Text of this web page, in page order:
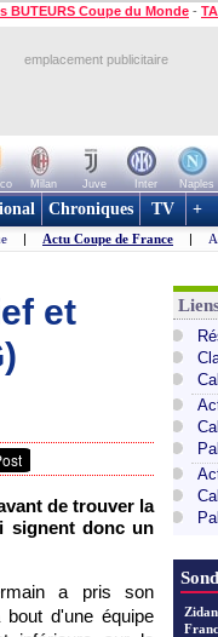
BUTEURS Coupe du Monde -
emplacement publicitaire
Milan Juve Inter Naples
Chroniques TV +
| Actu Coupe de France |
et
de trouver la
signent donc un
a pris son
d'une équipe